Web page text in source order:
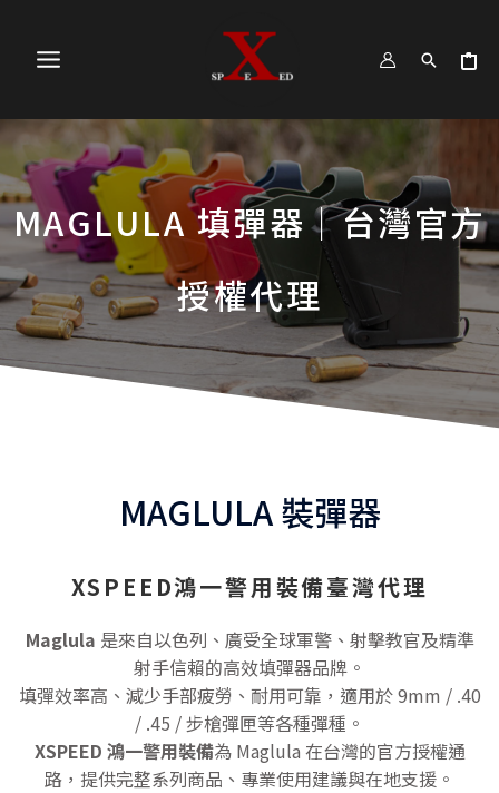
內
MENU
MAGLULA 填彈器｜台灣官方
授權代理
MAGLULA 裝彈器
XSPEED鴻一警用裝備臺灣代理
Maglula 是來自以色列、廣受全球軍警、射擊教官及精準
射手信賴的高效填彈器品牌。
填彈效率高、減少手部疲勞、耐用可靠，適用於 9mm / .40
/ .45 / 步槍彈匣等各種彈種。
XSPEED 鴻一警用裝備為 Maglula 在台灣的官方授權通
路，提供完整系列商品、專業使用建議與在地支援。